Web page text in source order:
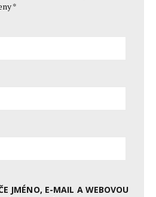
*
JMÉNO, E-MAIL A WEBOVOU